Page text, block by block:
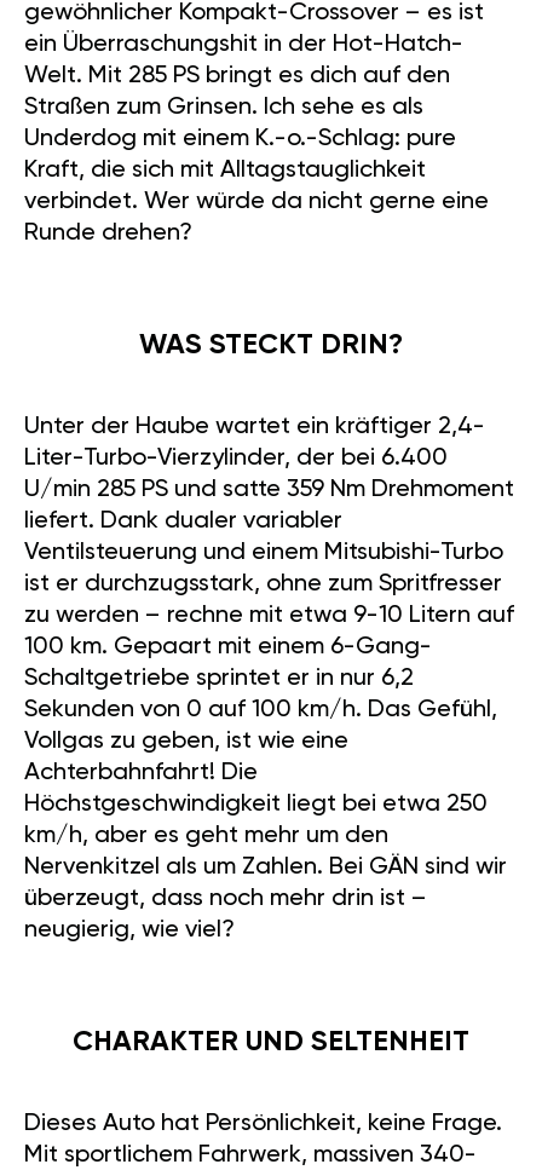
gewöhnlicher Kompakt-Crossover – es ist
ein Überraschungshit in der Hot-Hatch-
Welt. Mit 285 PS bringt es dich auf den
Straßen zum Grinsen. Ich sehe es als
Underdog mit einem K.-o.-Schlag: pure
Kraft, die sich mit Alltagstauglichkeit
verbindet. Wer würde da nicht gerne eine
Runde drehen?
WAS STECKT DRIN?
Unter der Haube wartet ein kräftiger 2,4-
Liter-Turbo-Vierzylinder, der bei 6.400
U/min 285 PS und satte 359 Nm Drehmoment
liefert. Dank dualer variabler
Ventilsteuerung und einem Mitsubishi-Turbo
ist er durchzugsstark, ohne zum Spritfresser
zu werden – rechne mit etwa 9-10 Litern auf
100 km. Gepaart mit einem 6-Gang-
Schaltgetriebe sprintet er in nur 6,2
Sekunden von 0 auf 100 km/h. Das Gefühl,
Vollgas zu geben, ist wie eine
Achterbahnfahrt! Die
Höchstgeschwindigkeit liegt bei etwa 250
km/h, aber es geht mehr um den
Nervenkitzel als um Zahlen. Bei GÄN sind wir
überzeugt, dass noch mehr drin ist –
neugierig, wie viel?
CHARAKTER UND SELTENHEIT
Dieses Auto hat Persönlichkeit, keine Frage.
Mit sportlichem Fahrwerk, massiven 340-